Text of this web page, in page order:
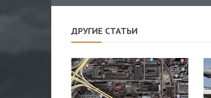
ДРУГИЕ СТАТЬИ